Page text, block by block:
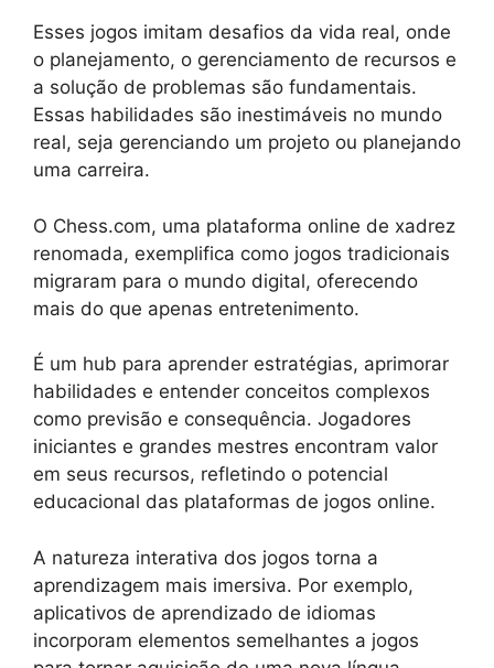
Esses jogos imitam desafios da vida real, onde
o planejamento, o gerenciamento de recursos e
a solução de problemas são fundamentais.
Essas habilidades são inestimáveis no mundo
real, seja gerenciando um projeto ou planejando
uma carreira.
O Chess.com, uma plataforma online de xadrez
renomada, exemplifica como jogos tradicionais
migraram para o mundo digital, oferecendo
mais do que apenas entretenimento.
É um hub para aprender estratégias, aprimorar
habilidades e entender conceitos complexos
como previsão e consequência. Jogadores
iniciantes e grandes mestres encontram valor
em seus recursos, refletindo o potencial
educacional das plataformas de jogos online.
A natureza interativa dos jogos torna a
aprendizagem mais imersiva. Por exemplo,
aplicativos de aprendizado de idiomas
incorporam elementos semelhantes a jogos